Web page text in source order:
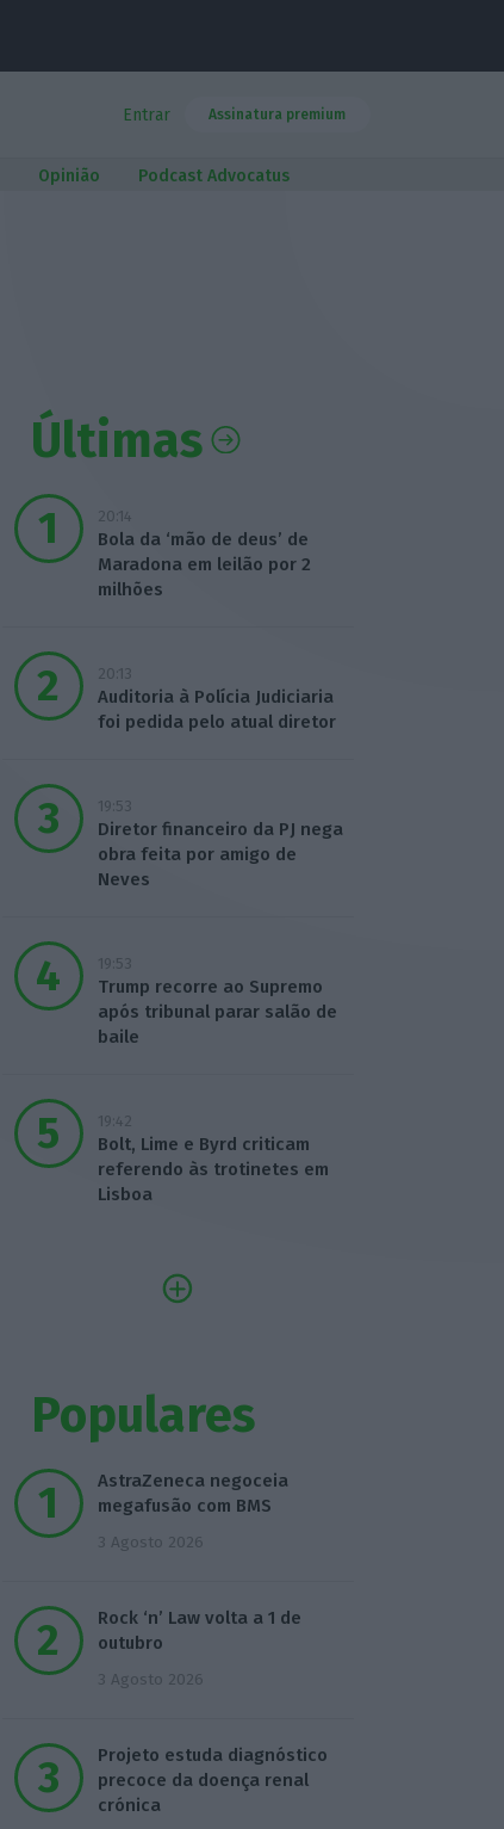
Entrar Assinatura premium
Opinião Podcast Advocatus
Últimas
20:14
Bola da ‘mão de deus’ de
Maradona em leilão por 2
milhões
20:13
Auditoria à Polícia Judiciaria
foi pedida pelo atual diretor
19:53
Diretor financeiro da PJ nega
obra feita por amigo de
Neves
19:53
Trump recorre ao Supremo
após tribunal parar salão de
baile
19:42
Bolt, Lime e Byrd criticam
referendo às trotinetes em
Lisboa
Populares
AstraZeneca negoceia
megafusão com BMS
3 Agosto 2026
Rock ‘n’ Law volta a 1 de
outubro
3 Agosto 2026
Projeto estuda diagnóstico
precoce da doença renal
crónica